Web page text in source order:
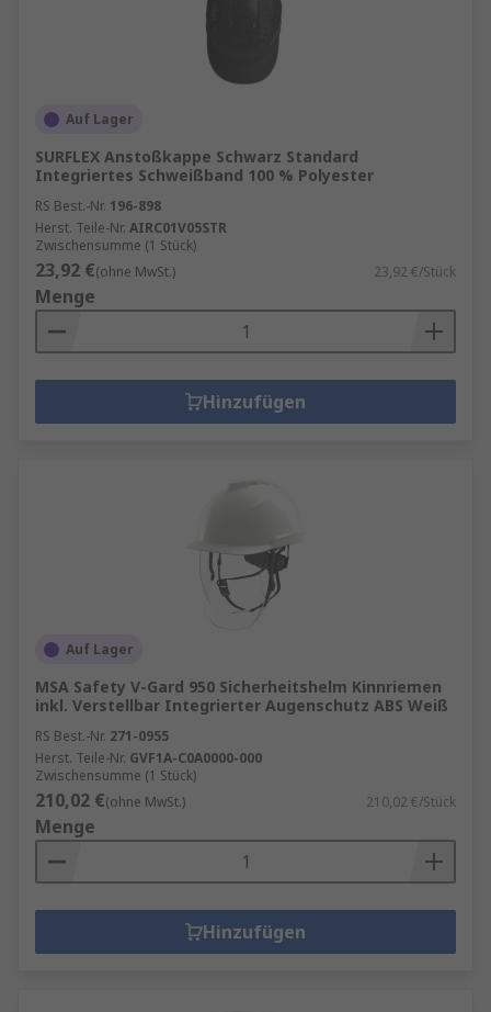
Auf Lager
SURFLEX Anstoßkappe Schwarz Standard
Integriertes Schweißband 100 % Polyester
RS Best.-Nr. 196-898
Herst. Teile-Nr. AIRC01V05STR
Zwischensumme (1 Stück)
23,92 €(ohne MwSt.) 23,92 €/Stück
Menge
Hinzufügen
Auf Lager
MSA Safety V-Gard 950 Sicherheitshelm Kinnriemen
inkl. Verstellbar Integrierter Augenschutz ABS Weiß
RS Best.-Nr. 271-0955
Herst. Teile-Nr. GVF1A-C0A0000-000
Zwischensumme (1 Stück)
210,02 €(ohne MwSt.) 210,02 €/Stück
Menge
Hinzufügen